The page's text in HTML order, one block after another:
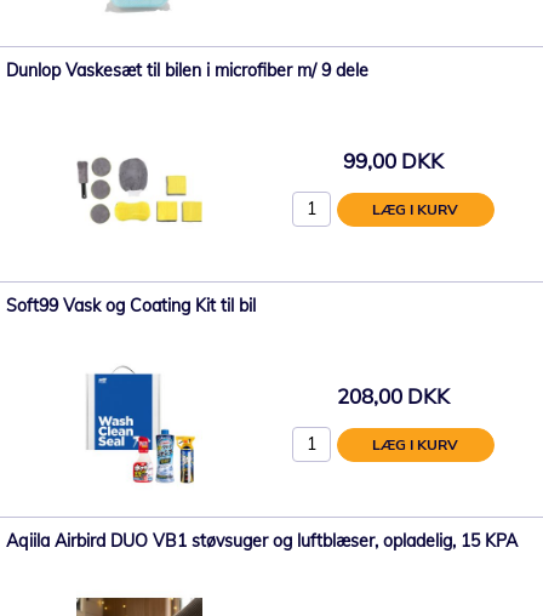
Dunlop Vaskesæt til bilen i microfiber m/ 9 dele
99,00 DKK
LÆG I KURV
Soft99 Vask og Coating Kit til bil
208,00 DKK
LÆG I KURV
Aqiila Airbird DUO VB1 støvsuger og luftblæser, opladelig, 15 KPA